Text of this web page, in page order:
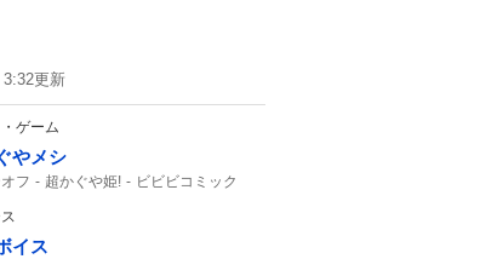
3:32更新
ゲーム
やメシ
フ 超かぐや姫!
ビビビコミック
イス